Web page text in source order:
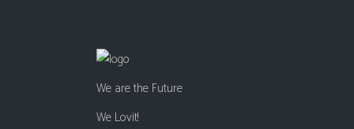
We are the Future
We Lovit!